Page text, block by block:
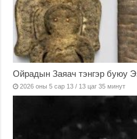
Ойрадын Заяач тэнгэр буюу
2026 оны 5 сар 13 / 13 цаг 35 минут